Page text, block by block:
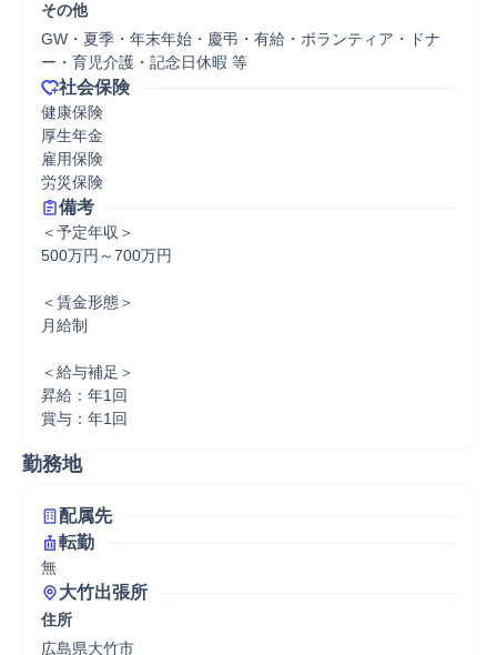
その他
GW・夏季・年末年始・慶弔・有給・ボランティア・ドナ
ー・育児介護・記念日休暇 等
社会保険
健康保険
厚生年金
雇用保険
労災保険
備考
＜予定年収＞
500万円～700万円
＜賃金形態＞
月給制
＜給与補足＞
昇給：年1回
賞与：年1回
勤務地
配属先
転勤
無
大竹出張所
住所
広島県大竹市